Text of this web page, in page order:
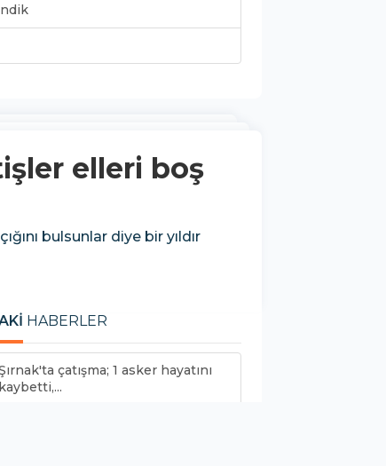
elleri boş
bulsunlar diye bir yıldır
HABERLER
çatışma; 1 asker hayatını
kaybetti,...